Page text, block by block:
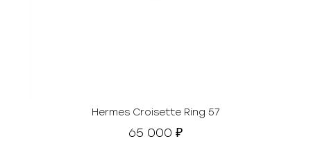
Hermes Croisette Ring 57
65 000 ₽